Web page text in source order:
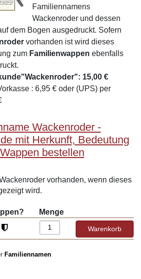
Familiennamens
Wackenroder und dessen
dem Bogen ausgedruckt. Sofern
vorhanden ist wird dieses
zum Familienwappen ebenfalls
15,00 €
: 6,95 € oder (UPS) per
Wackenroder -
mit Herkunft, Bedeutung
bestellen
vorhanden, wenn dieses
wird.
Menge
Familiennamen